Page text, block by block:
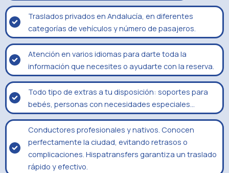
Traslados privados en Andalucía, en diferentes
categorías de vehículos y número de pasajeros.
Atención en varios idiomas para darte toda la
información que necesites o ayudarte con la reserva.
Todo tipo de extras a tu disposición: soportes para
bebés, personas con necesidades especiales…
Conductores profesionales y nativos. Conocen
perfectamente la ciudad, evitando retrasos o
complicaciones. Hispatransfers garantiza un traslado
rápido y efectivo.